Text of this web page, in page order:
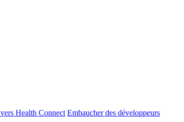
Health Connect Embaucher des développeurs